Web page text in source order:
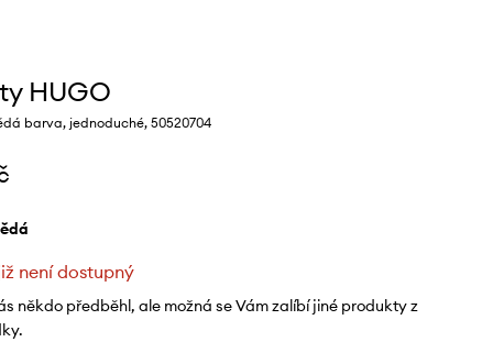
HUGO
barva, jednoduché, 50520704
není dostupný
někdo předběhl, ale možná se Vám zalíbí jiné produkty z